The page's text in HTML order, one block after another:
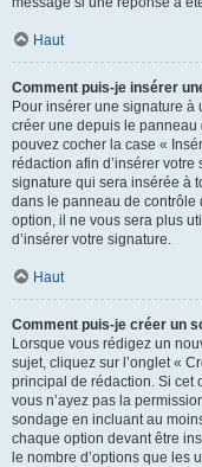
Haut
Comment puis-je insérer
Pour insérer une signature à
créer une depuis le panneau
pouvez cocher la case «
rédaction afin d’insérer
signature qui sera insérée à
dans le panneau de contrôle
option, il ne vous sera plus
d’insérer votre signature.
Haut
Comment puis-je créer un
Lorsque vous rédigez un
sujet, cliquez sur l’onglet «
principal de rédaction. Si cet
vous n’ayez pas la
sondage en incluant au
chaque option devant être
le nombre d’options que les